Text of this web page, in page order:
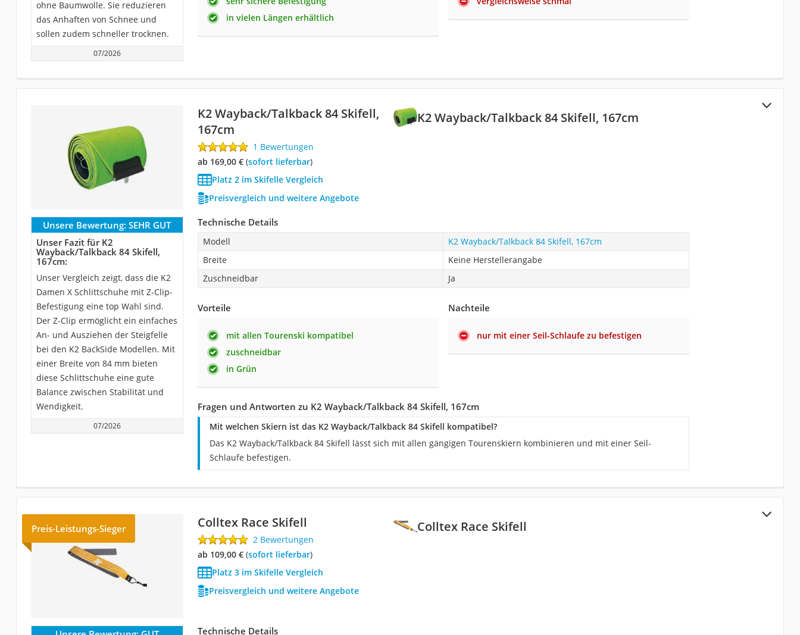
ohne Baumwolle. Sie reduzieren
das Anhaften von Schnee und
sollen zudem schneller trocknen.
07/2026
in vielen Längen erhältlich
K2 Wayback/Talkback 84 Skifell, 167cm
K2 Wayback/Talkback 84 Skifell,
167cm
1 Bewertungen
ab 169,00 €( Sofort lieferbar)
Platz 2 im Skifelle Vergleich
Preisvergleich und weitere Angebote
Unsere Bewertung: SEHR GUT
Unser Fazit für K2
Wayback/Talkback 84 Skifell,
167cm:
Unser Vergleich zeigt, dass die K2
Damen X Schlittschuhe mit Z-Clip-
Befestigung eine top Wahl sind.
Der Z-Clip ermöglicht ein einfaches
An- und Ausziehen der Steigfelle
bei den K2 BackSide Modellen. Mit
einer Breite von 84 mm bieten
diese Schlittschuhe eine gute
Balance zwischen Stabilität und
Wendigkeit.
07/2026
Technische Details
Modell
K2 Wayback/Talkback 84 Skifell, 167cm
Breite
Keine Herstellerangabe
Zuschneidbar
Ja
Vorteile
mit allen Tourenski kompatibel
zuschneidbar
in Grün
Nachteile
nur mit einer Seil-Schlaufe zu befestigen
Fragen und Antworten zu K2 Wayback/Talkback 84 Skifell, 167cm
Mit welchen Skiern ist das K2 Wayback/Talkback 84 Skifell kompatibel?
Das K2 Wayback/Talkback 84 Skifell lässt sich mit allen gängigen Tourenskiern kombinieren und mit einer Seil-
Schlaufe befestigen.
Colltex Race Skifell
Preis-Leistungs-Sieger Colltex Race Skifell
2 Bewertungen
ab 109,00 €( Sofort lieferbar)
Platz 3 im Skifelle Vergleich
Preisvergleich und weitere Angebote
Technische Details